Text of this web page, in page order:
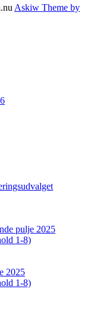
Askiw Theme by
pulje 2025
1-8)
2025
1-8)